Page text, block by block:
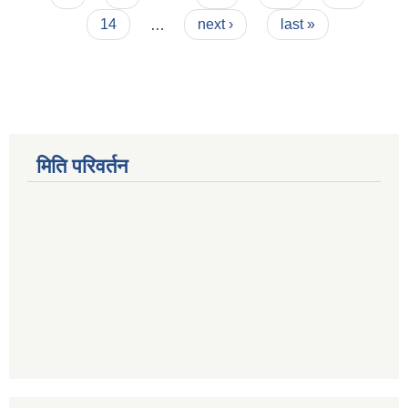
14
next › last »
मिति परिवर्तन